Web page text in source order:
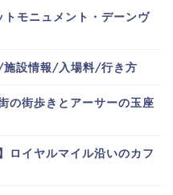
モニュメント・デーンヴ
施設情報/入場料/行き方
の街歩きとアーサーの玉座
ロイヤルマイル沿いのカフ